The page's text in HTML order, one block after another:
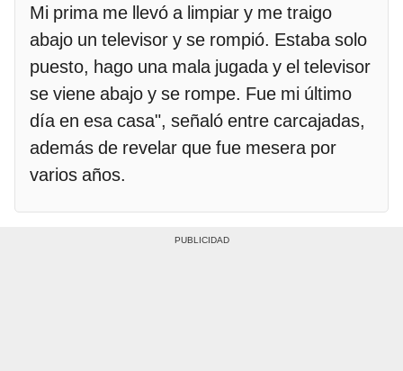
Mi prima me llevó a limpiar y me traigo
abajo un televisor y se rompió. Estaba solo
puesto, hago una mala jugada y el televisor
se viene abajo y se rompe. Fue mi último
día en esa casa", señaló entre carcajadas,
además de revelar que fue mesera por
varios años.